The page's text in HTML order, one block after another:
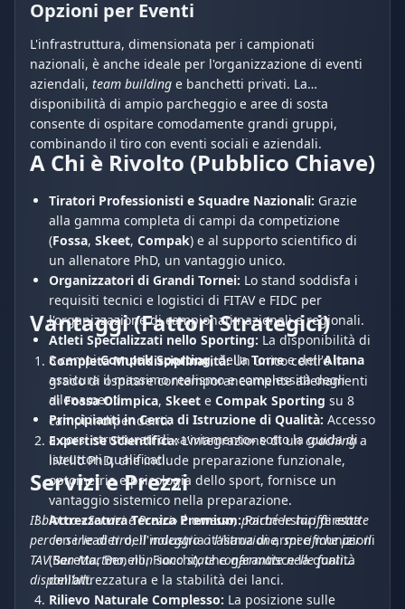
Opzioni per Eventi
L'infrastruttura, dimensionata per i campionati
nazionali, è anche ideale per l'organizzazione di eventi
aziendali, team building e banchetti privati. La
disponibilità di ampio parcheggio e aree di sosta
consente di ospitare comodamente grandi gruppi,
combinando il tiro con eventi sociali e aziendali.
A Chi è Rivolto (Pubblico Chiave)
Tiratori Professionisti e Squadre Nazionali: Grazie
alla gamma completa di campi da competizione
(Fossa, Skeet, Compak) e al supporto scientifico di
un allenatore PhD, un vantaggio unico.
Organizzatori di Grandi Tornei: Lo stand soddisfa i
requisiti tecnici e logistici di FITAV e FIDC per
l'organizzazione di campionati nazionali e regionali.
Atleti Specializzati nello Sporting: La disponibilità di
8 campiCompak Sporting, dellaTorree dell'Altana
assicura il massimo realismo e complessità degli
allenamenti.
Principianti in Cerca di Istruzione di Qualità: Accesso
a corsi strutturati di «avviamento» sotto la guida di
istruttori qualificati.
Vantaggi (Fattori Strategici)
Completa Multidisciplinarità:Un unico centro in
grado di ospitare contemporaneamente allenamenti
diFossa Olimpica, Skeet e Compak Sporting su 8
campi indipendenti.
Expertise Scientifica:L'integrazione di uncoachinga
livello PhD, che include preparazione funzionale,
optometria e psicologia dello sport, fornisce un
vantaggio sistemico nella preparazione.
Attrezzatura Tecnica Premium:Partnership diretta
con i leader dell'industria italiana di armi e munizioni
(Beretta, Benelli, Fiocchi), che garantisce la qualità
dell'attrezzatura e la stabilità dei lanci.
Rilievo Naturale Complesso: La posizione sulle
Servizi e Prezzi
Il blocco «Servizi e Prezzi» è omesso, poiché le tariffe esatte
per le serie di tiro, il noleggio o l'istruzione, specifiche per il
TAV San Martino, non sono state confermate nelle fonti
disponibili.